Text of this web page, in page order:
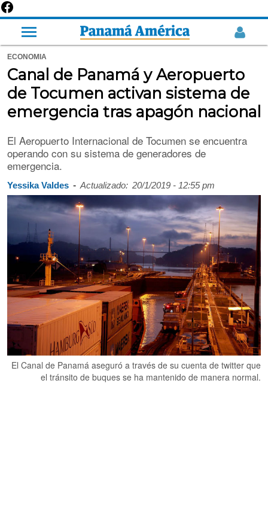
ECONOMIA
Canal de Panamá y Aeropuerto
de Tocumen activan sistema de
emergencia tras apagón nacional
El Aeropuerto Internacional de Tocumen se encuentra
operando con su sistema de generadores de
emergencia.
Yessika Valdes - Actualizado: 20/1/2019 - 12:55 pm
El Canal de Panamá aseguró a través de su cuenta de twitter que
el tránsito de buques se ha mantenido de manera normal.